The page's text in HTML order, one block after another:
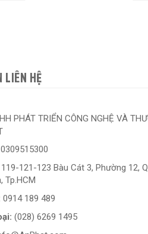
LIÊN HỆ
PHÁT TRIỂN CÔNG NGHỆ VÀ
0309515300
119-121-123 Bàu Cát 3, Phường 12,
Tp.HCM
0914 189 489
(028) 6269 1495